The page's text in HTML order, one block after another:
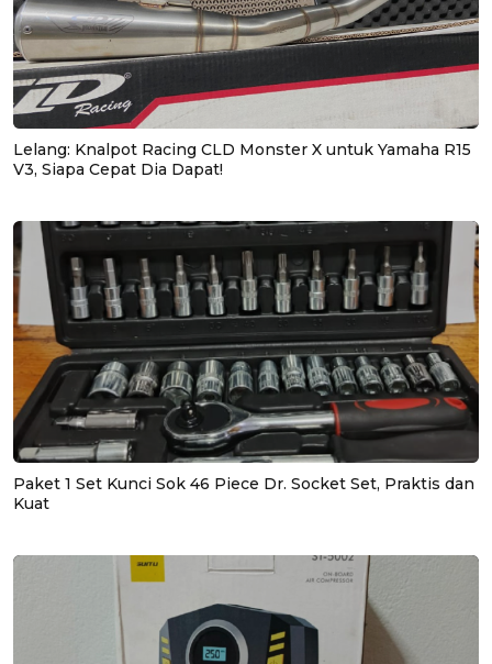
Lelang: Knalpot Racing CLD Monster X untuk Yamaha R15
V3, Siapa Cepat Dia Dapat!
Paket 1 Set Kunci Sok 46 Piece Dr. Socket Set, Praktis dan
Kuat